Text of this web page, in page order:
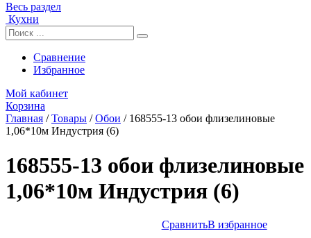
Весь раздел
Кухни
Сравнение
Избранное
Мой кабинет
Корзина
Главная /Товары /Обои / 168555-13 обои флизелиновые
1,06*10м Индустрия (6)
168555-13 обои флизелиновые
1,06*10м Индустрия (6)
СравнитьВ избранное